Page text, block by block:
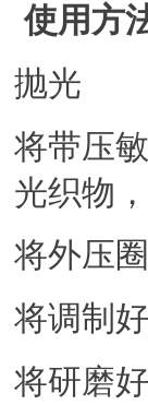
使用方
抛光
将带压
光织物
将外压
将调制
将研磨